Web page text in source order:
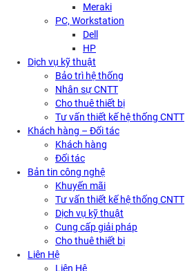
Meraki
PC, Workstation
Dell
HP
Dịch vụ kỹ thuật
Bảo trì hệ thống
Nhân sự CNTT
Cho thuê thiết bị
Tư vấn thiết kế hệ thống CNTT
Khách hàng – Đối tác
Khách hàng
Đối tác
Bản tin công nghệ
Khuyến mãi
Tư vấn thiết kế hệ thống CNTT
Dịch vụ kỹ thuật
Cung cấp giải pháp
Cho thuê thiết bị
Liên Hệ
Liên Hệ